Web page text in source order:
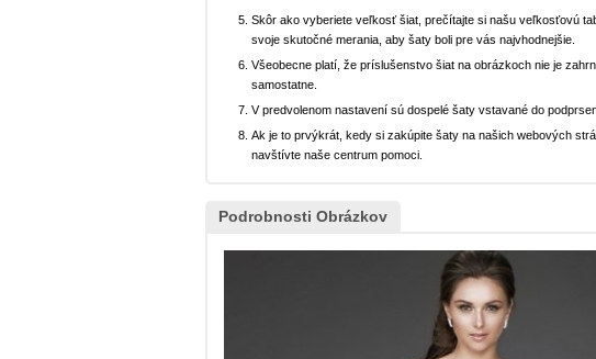
Skôr ako vyberiete veľkosť šiat, prečítajte si našu veľkosťovú
svoje skutočné merania, aby šaty boli pre vás najvhodnejšie.
Všeobecne platí, že príslušenstvo šiat na obrázkoch nie je
samostatne.
V predvolenom nastavení sú dospelé šaty vstavané do
Ak je to prvýkrát, kedy si zakúpite šaty na našich webových
navštívte naše centrum pomoci.
Podrobnosti Obrázkov